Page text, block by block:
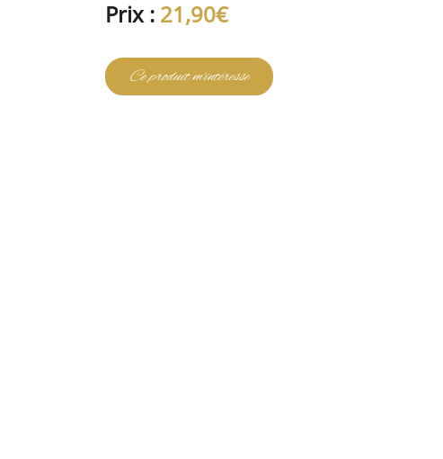
Prix : 21,90€
Ce produit m'intéresse